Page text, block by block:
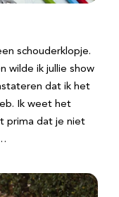
schouderklopje.
wilde ik jullie show
dat ik het
Ik weet het
prima dat je niet